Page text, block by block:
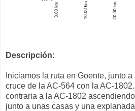
Descripción:
Iniciamos la ruta en Goente, junto a
cruce de la AC-564 con la AC-
contraria a la AC-1802
junto a unas casas y una